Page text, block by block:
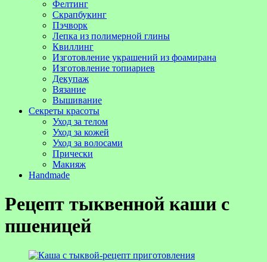
Фелтинг
Скрапбукинг
Пэчворк
Лепка из полимерной глины
Квиллинг
Изготовление украшений из фоамирана
Изготовление топиариев
Декупаж
Вязание
Вышивание
Секреты красоты
Уход за телом
Уход за кожей
Уход за волосами
Прически
Макияж
Handmade
Рецепт тыквенной каши с
пшеницей